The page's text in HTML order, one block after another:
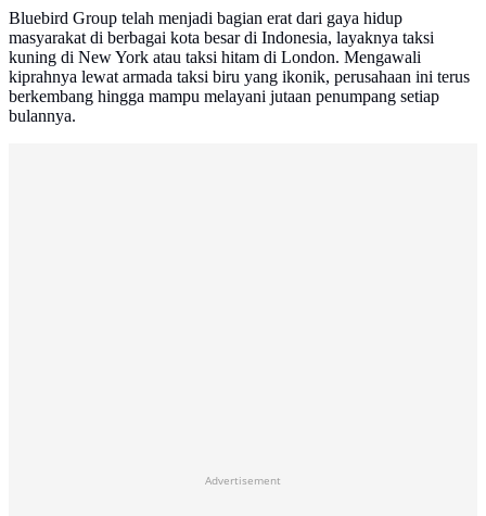
Bluebird Group telah menjadi bagian erat dari gaya hidup
masyarakat di berbagai kota besar di Indonesia, layaknya taksi
kuning di New York atau taksi hitam di London. Mengawali
kiprahnya lewat armada taksi biru yang ikonik, perusahaan ini terus
berkembang hingga mampu melayani jutaan penumpang setiap
bulannya.
Advertisement